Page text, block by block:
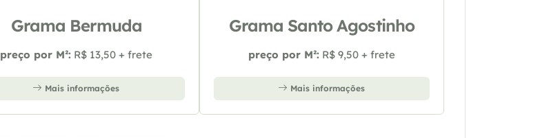
Grama Bermuda
preço por M²: R$ 13,50 + frete
Mais informações
Grama Santo Agostinho
preço por M²: R$ 9,50 + frete
Mais informações